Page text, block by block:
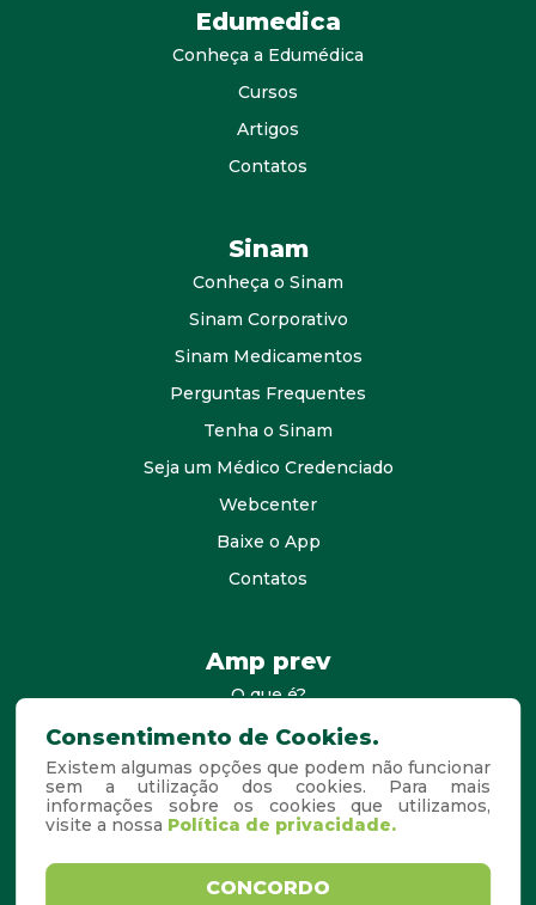
Edumedica
Conheça a Edumédica
Cursos
Artigos
Contatos
Sinam
Conheça o Sinam
Sinam Corporativo
Sinam Medicamentos
Perguntas Frequentes
Tenha o Sinam
Seja um Médico Credenciado
Webcenter
Baixe o App
Contatos
Amp prev
O que é?
consultores
Agende Sua Visita
Perguntas Frequentes
Copyright © 2026. Todos os
Consentimento de Cookies.
Existem algumas opções que podem não funcionar
sem a utilização dos cookies. Para mais
informações sobre os cookies que utilizamos,
visite a nossa Política de privacidade.
CONCORDO